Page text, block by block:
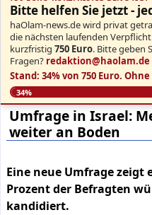
Bitte helfen Sie jetzt -
haOlam-news.de wird privat
die nächsten laufenden
kurzfristig 750 Euro. Bitte geben
Fragen? redaktion@haolam.de
Stand: 34% von 750 Euro.
34%
Umfrage in Israel:
weiter an Boden
Eine neue Umfrage
Prozent der Befragten
kandidiert.